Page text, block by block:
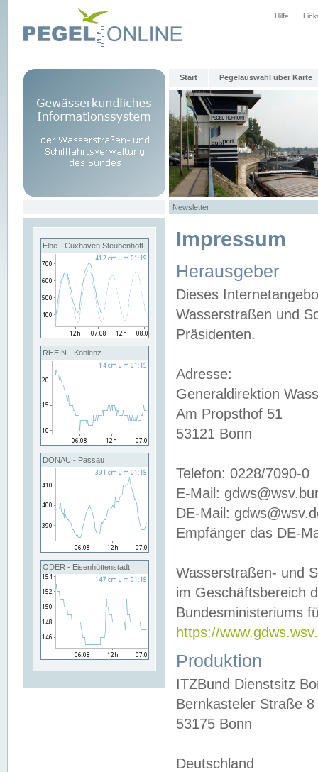
Hilfe
Start Pegelauswahl über Karte
Newsletter
Elbe - Cuxhaven Steubenhöft
RHEIN - Koblenz
DONAU - Passau
ODER - Eisenhüttenstadt
Impressum
Herausgeber
Dieses
Wasserstraßen und
Präsidenten.
Adresse:
Generaldirektion
Am Propsthof 51
53121 Bonn
Telefon: 0228/7090-0
E-Mail:
DE-Mail:
Empfänger das DE-
Wasserstraßen- und
im Geschäftsbereich
Bundesministeriums
https://
Produktion
ITZBund Dienstsitz
Bernkasteler Straße 8
53175 Bonn
Deutschland